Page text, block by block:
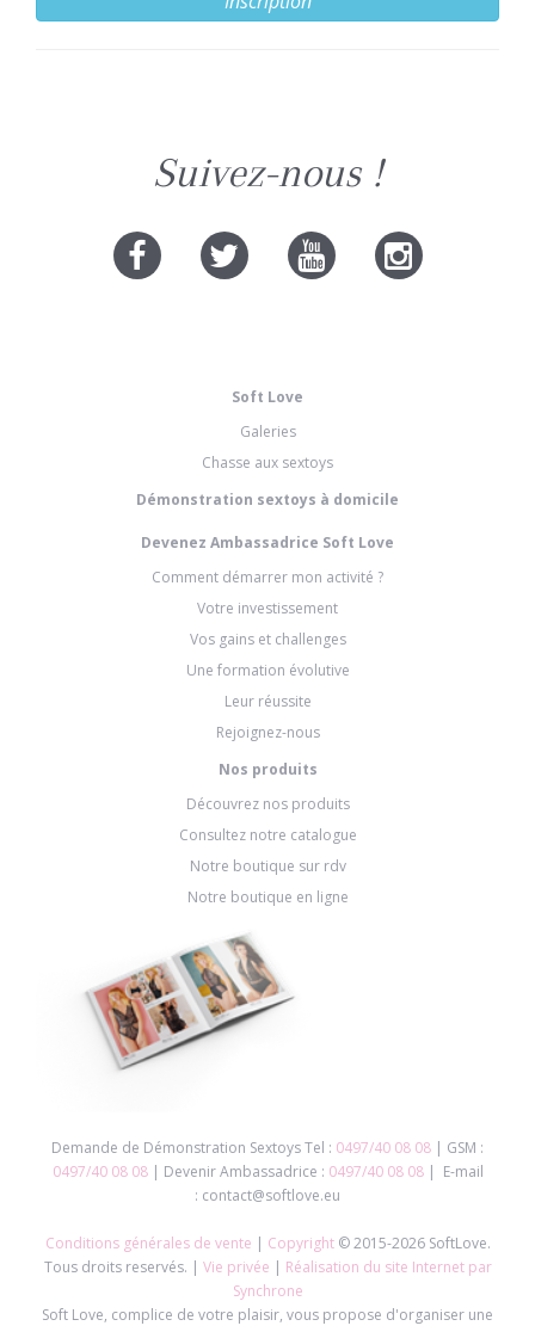
Suivez-nous !
Soft Love
Galeries
Chasse aux sextoys
Démonstration sextoys à domicile
Devenez Ambassadrice Soft Love
Comment démarrer mon activité ?
Votre investissement
Vos gains et challenges
Une formation évolutive
Leur réussite
Rejoignez-nous
Nos produits
Découvrez nos produits
Consultez notre catalogue
Notre boutique sur rdv
Notre boutique en ligne
Demande de Démonstration Sextoys Tel : 0497/40 08 08 | GSM :
0497/40 08 08| Devenir Ambassadrice : 0497/40 08 08| E-mail
: contact@softlove.eu
Conditions générales de vente | Copyright© 2015-2026 SoftLove.
Tous droits reservés. | Vie privée | Réalisation du site Internet par
Synchrone
Soft Love, complice de votre plaisir, vous propose d'organiser une